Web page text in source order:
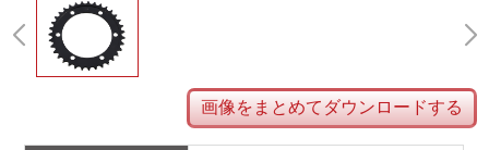
画像をまとめてダウンロードする